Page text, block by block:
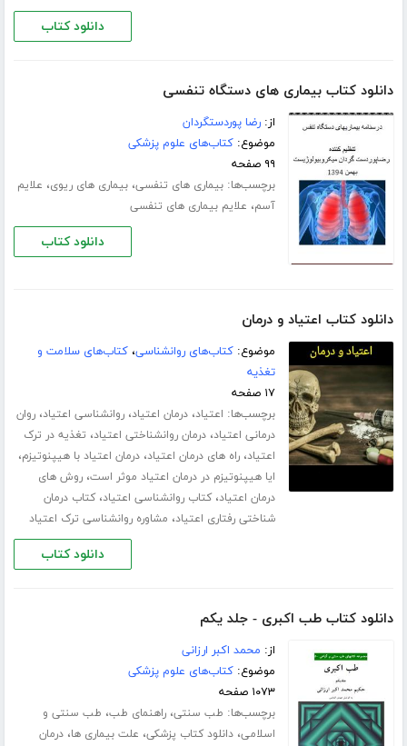
دانلود کتاب
دانلود کتاب بیماری های دستگاه تنفسی
از:رضا پوردستگردان
موضوع:کتاب‌های علوم پزشکی
۹۹ صفحه
برچسب‌ها:بیماری های تنفسی،بیماری های ریوی، علایم
آسم، علایم بیماری های تنفسی
دانلود کتاب
دانلود کتاب اعتیاد و درمان
موضوع:کتاب‌های روانشناسی،کتاب‌های سلامت و
تغذیه
۱۷ صفحه
برچسب‌ها: اعتیاد،درمان اعتیاد،روانشناسی اعتیاد،روان
درمانی اعتیاد،درمان روانشناختی اعتیاد، تغذیه در ترک
اعتیاد،راه های درمان اعتیاد،درمان اعتیاد با هیپنوتیزم،
ایا هیپنوتیزم در درمان اعتیاد موثر است،روش های
درمان اعتیاد،کتاب روانشناسی اعتیاد،کتاب درمان
شناختی رفتاری اعتیاد، مشاوره روانشناسی ترک اعتیاد
دانلود کتاب
دانلود کتاب طب اکبری - جلد یکم
از: محمد اکبر ارزانی
موضوع:کتاب‌های علوم پزشکی
۱۰۷۳ صفحه
برچسب‌ها: طب سنتی،راهنمای طب، طب سنتی و
اسلامی،دانلود کتاب پزشکی، علت بیماری ها،درمان